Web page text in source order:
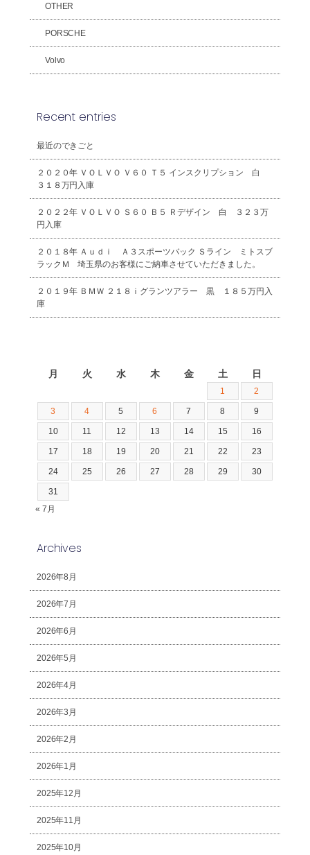
OTHER
PORSCHE
Volvo
Recent entries
最近のできごと
２０２０年 ＶＯＬＶＯ Ｖ６０ Ｔ５ インスクリプション 白
３１８万円入庫
２０２２年 ＶＯＬＶＯ Ｓ６０ Ｂ５ Ｒデザイン 白 ３２３万
円入庫
２０１８年 Ａｕｄｉ Ａ３スポーツバック Ｓライン ミトスブ
ラックＭ 埼玉県のお客様にご納車させていただきました。
２０１９年 ＢＭＷ ２１８ｉグランツアラー 黒 １８５万円入
庫
月 火 水 木 金 土 日
1 2
3 4 5 6 7 8 9
10 11 12 13 14 15 16
17 18 19 20 21 22 23
24 25 26 27 28 29 30
31
« 7月
Archives
2026年8月
2026年7月
2026年6月
2026年5月
2026年4月
2026年3月
2026年2月
2026年1月
2025年12月
2025年11月
2025年10月